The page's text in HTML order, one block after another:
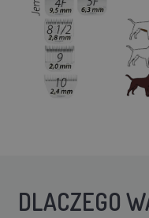
DLACZEGO